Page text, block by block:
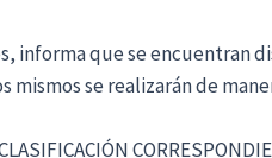
informa que se encuentran
se realizarán de